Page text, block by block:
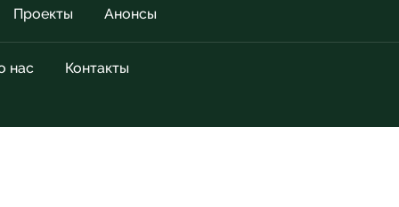
Проекты Анонсы
нас Контакты